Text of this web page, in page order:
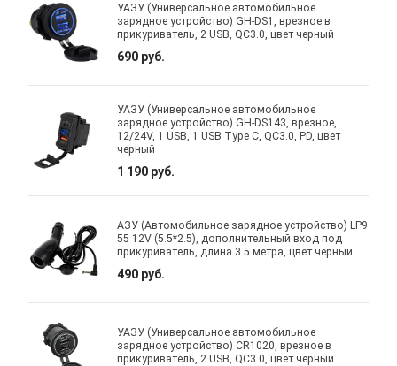
УАЗУ (Универсальное автомобильное
зарядное устройство) GH-DS1, врезное в
прикуриватель, 2 USB, QC3.0, цвет черный
690 руб.
УАЗУ (Универсальное автомобильное
зарядное устройство) GH-DS143, врезное,
12/24V, 1 USB, 1 USB Type C, QC3.0, PD, цвет
черный
1 190 руб.
АЗУ (Автомобильное зарядное устройство) LP9
55 12V (5.5*2.5), дополнительный вход под
прикуриватель, длина 3.5 метра, цвет черный
490 руб.
УАЗУ (Универсальное автомобильное
зарядное устройство) CR1020, врезное в
прикуриватель, 2 USB, QC3.0, цвет черный